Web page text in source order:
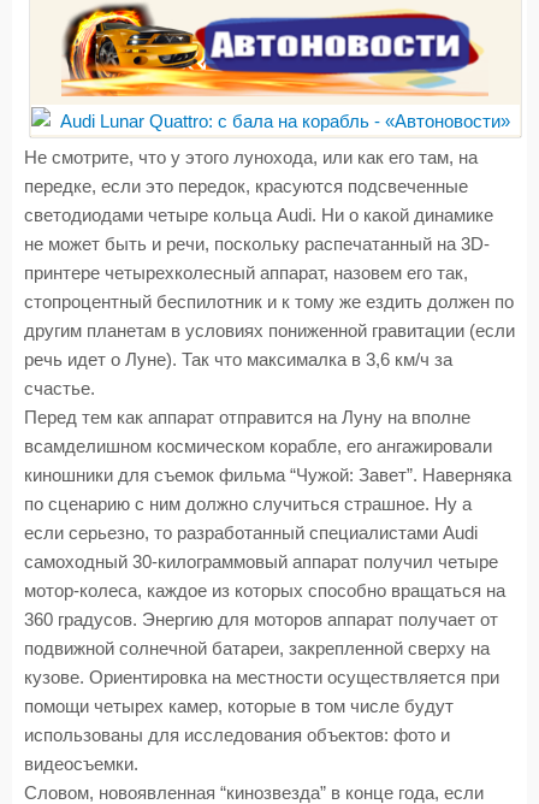
Не смотрите, что у этого лунохода, или как его там, на
передке, если это передок, красуются подсвеченные
светодиодами четыре кольца Audi. Ни о какой динамике
не может быть и речи, поскольку распечатанный на 3D-
принтере четырехколесный аппарат, назовем его так,
стопроцентный беспилотник и к тому же ездить должен по
другим планетам в условиях пониженной гравитации (если
речь идет о Луне). Так что максималка в 3,6 км/ч за
счастье.
Перед тем как аппарат отправится на Луну на вполне
всамделишном космическом корабле, его ангажировали
киношники для съемок фильма “Чужой: Завет”. Наверняка
по сценарию с ним должно случиться страшное. Ну а
если серьезно, то разработанный специалистами Audi
самоходный 30-килограммовый аппарат получил четыре
мотор-колеса, каждое из которых способно вращаться на
360 градусов. Энергию для моторов аппарат получает от
подвижной солнечной батареи, закрепленной сверху на
кузове. Ориентировка на местности осуществляется при
помощи четырех камер, которые в том числе будут
использованы для исследования объектов: фото и
видеосъемки.
Словом, новоявленная “кинозвезда” в конце года, если